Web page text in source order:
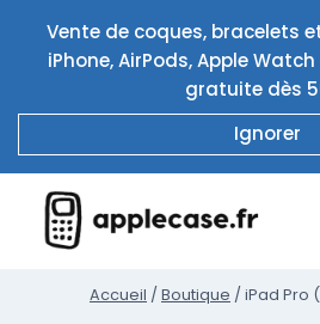
contenu
Vente de coques, bracelets
iPhone, AirPods, Apple
gratuite dès
Ignorer
Accueil / Boutique / iPad Pro